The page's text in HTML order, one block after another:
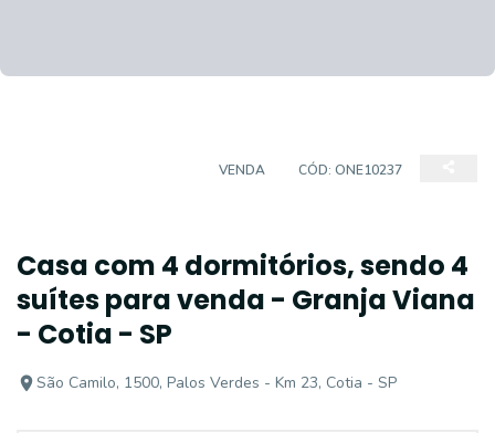
VENDA CÓD: ONE10237
Casa com 4 dormitórios, sendo 4
suítes para venda - Granja Viana
- Cotia - SP
São Camilo, 1500, Palos Verdes - Km 23, Cotia - SP